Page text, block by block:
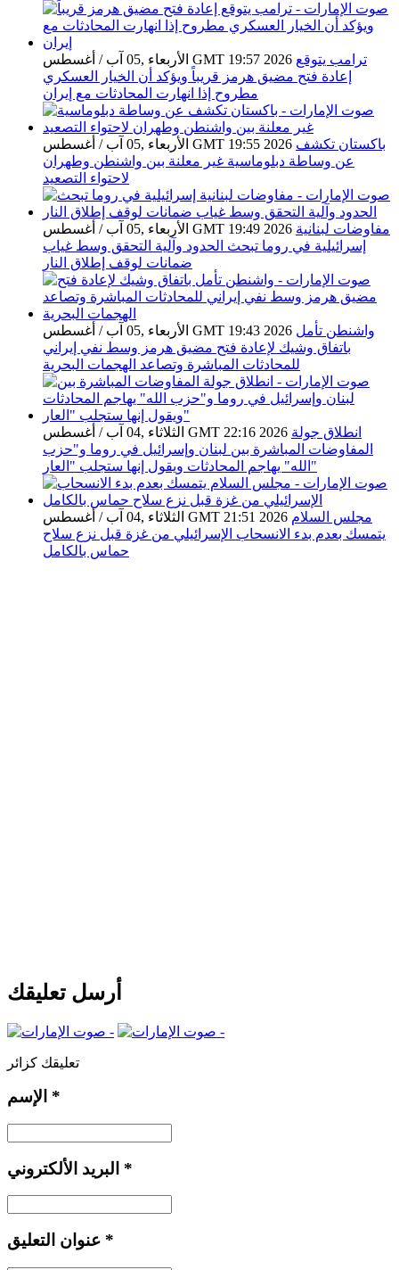
الأربعاء ,05 آب / أغسطس GMT 19:57 2026 ترامب يتوقع
إعادة فتح مضيق هرمز قريباً ويؤكد أن الخيار العسكري
مطروح إذا انهارت المحادثات مع إيران
الأربعاء ,05 آب / أغسطس GMT 19:55 2026 باكستان تكشف
عن وساطة دبلوماسية غير معلنة بين واشنطن وطهران
لاحتواء التصعيد
الأربعاء ,05 آب / أغسطس GMT 19:49 2026 مفاوضات لبنانية
إسرائيلية في روما تبحث الحدود وآلية التحقق وسط غياب
ضمانات لوقف إطلاق النار
الأربعاء ,05 آب / أغسطس GMT 19:43 2026 واشنطن تأمل
باتفاق وشيك لإعادة فتح مضيق هرمز وسط نفي إيراني
للمحادثات المباشرة وتصاعد الهجمات البحرية
الثلاثاء ,04 آب / أغسطس GMT 22:16 2026 انطلاق جولة
المفاوضات المباشرة بين لبنان وإسرائيل في روما و"حزب
الله" يهاجم المحادثات ويقول إنها ستجلب "العار"
الثلاثاء ,04 آب / أغسطس GMT 21:51 2026 مجلس السلام
يتمسك بعدم بدء الانسحاب الإسرائيلي من غزة قبل نزع سلاح
حماس بالكامل
أرسل تعليقك
تعليقك كزائر
*
*
*